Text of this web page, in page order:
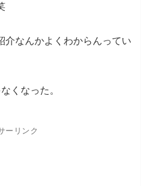
介なんかよくわからんってい
くなった。
ーリンク